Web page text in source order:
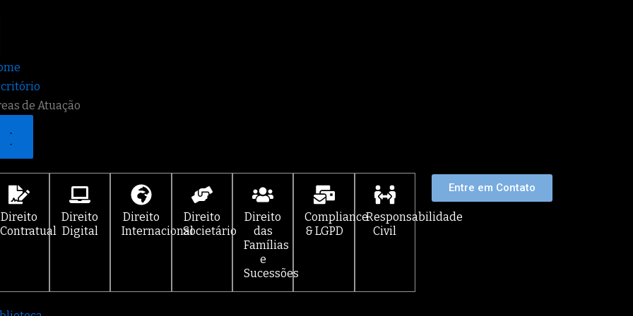
de Atuação
Direito
Contratual
Direito
Digital
Direito
Internacional
Direito
Societário
Direito
das
Famílias
e
Sucessões
Compliance
& LGPD
Responsabilidade
Civil
Entre em Contato